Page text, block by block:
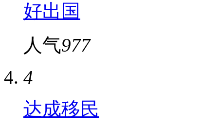
好出国
人气977
4
达成移民